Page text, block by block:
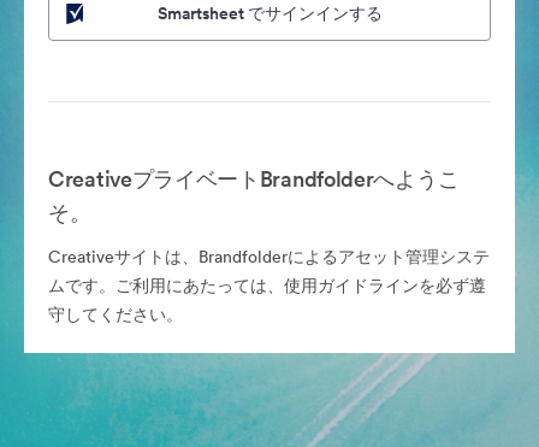
Smartsheet でサインインする
CreativeプライベートBrandfolderへようこ
そ。
Creativeサイトは、Brandfolderによるアセット管理システ
ムです。ご利用にあたっては、使用ガイドラインを必ず遵
守してください。